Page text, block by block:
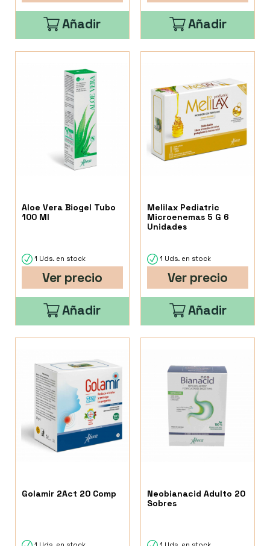
Añadir Añadir
Aloe Vera Biogel Tubo
100 Ml
1 Uds. en stock
Ver precio
Añadir
Melilax Pediatric
Microenemas 5 G 6
Unidades
1 Uds. en stock
Ver precio
Añadir
Golamir 2Act 20 Comp
Neobianacid Adulto 20
Sobres